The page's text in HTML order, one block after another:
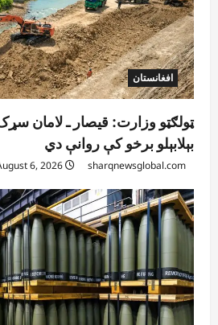
افغانستان
ټولګټو وزارت: قیصار ـ لامان
بېلابېلو برخو کې روانې دي
sharqnewsglobal.com